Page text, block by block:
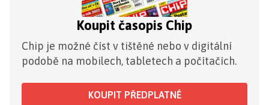
Koupit časopis Chip
Chip je možné číst v tištěné nebo v digitální
podobě na mobilech, tabletech a počítačích.
KOUPIT PŘEDPLATNÉ